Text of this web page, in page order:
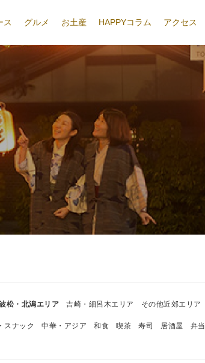
ス グルメ お土産 HAPPYコラム アクセス
松・北潟エリア 吉崎・細呂木エリア その他近郊エリア
スナック 中華・アジア 和食 喫茶 寿司 居酒屋 弁当